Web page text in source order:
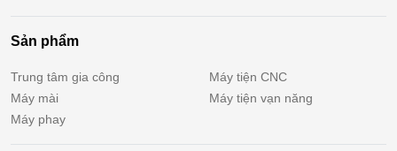
Sản phẩm
Trung tâm gia công
Máy tiện CNC
Máy mài
Máy tiện vạn năng
Máy phay